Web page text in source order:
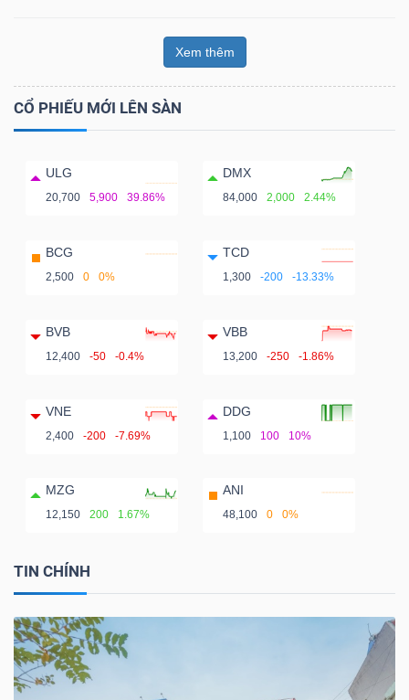
Xem thêm
CỔ PHIẾU MỚI LÊN SÀN
ULG
20,700 5,900 39.86%
DMX
84,000 2,000 2.44%
BCG
2,500 0 0%
TCD
1,300 -200 -13.33%
BVB
12,400 -50 -0.4%
VBB
13,200 -250 -1.86%
VNE
2,400 -200 -7.69%
DDG
1,100 100 10%
MZG
12,150 200 1.67%
ANI
48,100 0 0%
TIN CHÍNH